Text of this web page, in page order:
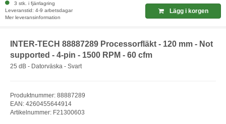
3 stk. i fjärrlagring
Leveranstid: 4-9 arbetsdagar
Mer leveransinformation
Lägg i korgen
INTER-TECH 88887289 Processorfläkt - 120 mm - Not
supported - 4-pin - 1500 RPM - 60 cfm
25 dB - Datorväska - Svart
Produktnummer: 88887289
EAN: 4260455644914
Artikelnummer: F21300603